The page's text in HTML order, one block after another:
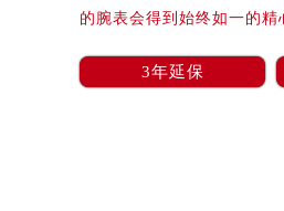
的腕表会得到始终如一的精
3年延保